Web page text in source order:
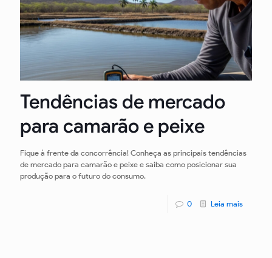
Tendências de mercado
para camarão e peixe
Fique à frente da concorrência! Conheça as principais tendências
de mercado para camarão e peixe e saiba como posicionar sua
produção para o futuro do consumo.
0 Leia mais